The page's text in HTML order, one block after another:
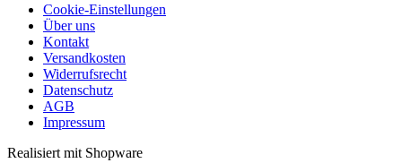
Cookie-Einstellungen
Über uns
Kontakt
Versandkosten
Widerrufsrecht
Datenschutz
AGB
Impressum
Realisiert mit Shopware